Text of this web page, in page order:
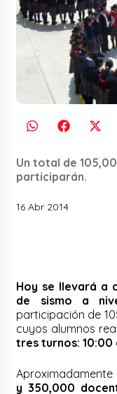
Un total de
participarán.
16 Abr 2014
Hoy se llevará a
de sismo a
participación de
cuyos alumnos
tres turnos: 10:00
Aproximadamente
y 350,000